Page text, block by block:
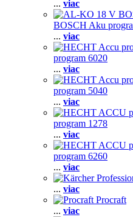
... viac
BOSCH Aku
... viac
program 6020
... viac
program 5040
... viac
program 1278
... viac
program 6260
... viac
... viac
Procraft
... viac